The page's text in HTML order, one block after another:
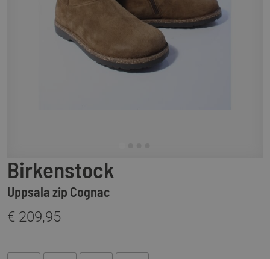
Birkenstock
Uppsala zip Cognac
€ 209,95